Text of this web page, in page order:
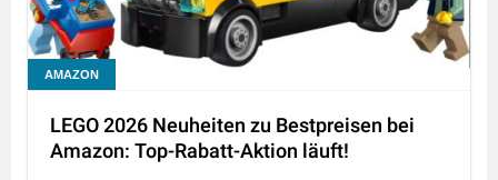
AMAZON
LEGO 2026 Neuheiten zu Bestpreisen bei
Amazon: Top-Rabatt-Aktion läuft!